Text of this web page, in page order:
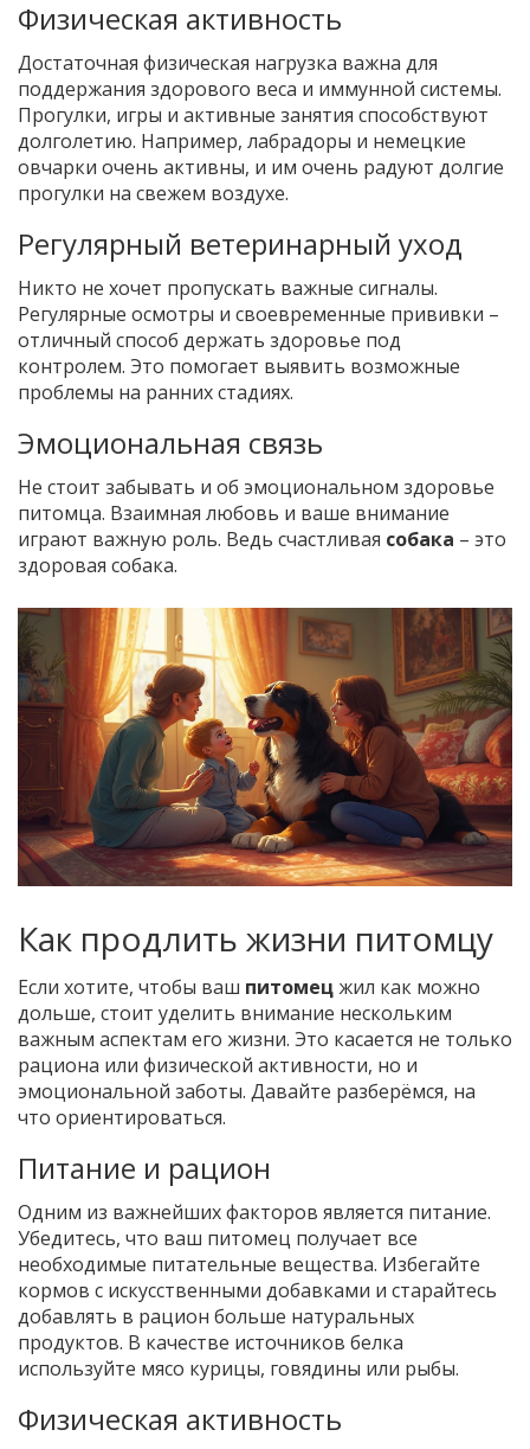
Физическая активность
Достаточная физическая нагрузка важна для
поддержания здорового веса и иммунной системы.
Прогулки, игры и активные занятия способствуют
долголетию. Например, лабрадоры и немецкие
овчарки очень активны, и им очень радуют долгие
прогулки на свежем воздухе.
Регулярный ветеринарный уход
Никто не хочет пропускать важные сигналы.
Регулярные осмотры и своевременные прививки –
отличный способ держать здоровье под
контролем. Это помогает выявить возможные
проблемы на ранних стадиях.
Эмоциональная связь
Не стоит забывать и об эмоциональном здоровье
питомца. Взаимная любовь и ваше внимание
играют важную роль. Ведь счастливая собака – это
здоровая собака.
Как продлить жизни питомцу
Если хотите, чтобы ваш питомецжил как можно
дольше, стоит уделить внимание нескольким
важным аспектам его жизни. Это касается не только
рациона или физической активности, но и
эмоциональной заботы. Давайте разберёмся, на
что ориентироваться.
Питание и рацион
Одним из важнейших факторов является питание.
Убедитесь, что ваш питомец получает все
необходимые питательные вещества. Избегайте
кормов с искусственными добавками и старайтесь
добавлять в рацион больше натуральных
продуктов. В качестве источников белка
используйте мясо курицы, говядины или рыбы.
Физическая активность